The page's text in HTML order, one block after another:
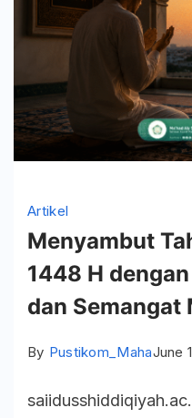
Artikel
Menyambut
1448 H
dan Semangat
By Pustikom_MahaJune